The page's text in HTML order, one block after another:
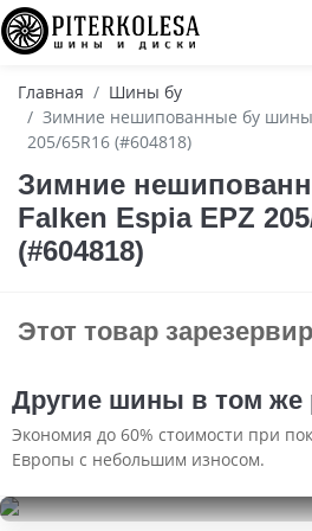
Главная
Шины бу
Зимние нешипованные бу шины
205/65R16 (#604818)
Зимние
Falken Espia EPZ
(#604818)
Этот товар
Другие шины в том же
Экономия до 60% стоимости при
Европы с небольшим износом.